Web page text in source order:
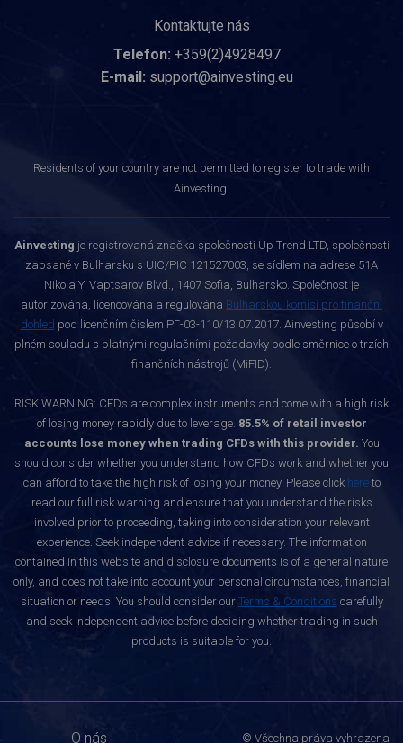
Kontaktujte nás
Telefon: +359(2)4928497
E-mail: support@ainvesting.eu
Residents of your country are not permitted to register to trade with
Ainvesting.
Ainvesting je registrovaná značka společnosti Up Trend LTD, společnosti
zapsané v Bulharsku s UIC/PIC 121527003, se sídlem na adrese 51A
Nikola Y. Vaptsarov Blvd., 1407 Sofia, Bulharsko. Společnost je
autorizována, licencována a regulována Bulharskou komisí pro finanční
dohled pod licenčním číslem РГ-03-110/13.07.2017. Ainvesting působí v
plném souladu s platnými regulačními požadavky podle směrnice o trzích
finančních nástrojů (MiFID).
RISK WARNING: CFDs are complex instruments and come with a high risk
of losing money rapidly due to leverage. 85.5% of retail investor
accounts lose money when trading CFDs with this provider. You
should consider whether you understand how CFDs work and whether you
can afford to take the high risk of losing your money. Please click hereto
read our full risk warning and ensure that you understand the risks
involved prior to proceeding, taking into consideration your relevant
experience. Seek independent advice if necessary. The information
contained in this website and disclosure documents is of a general nature
only, and does not take into account your personal circumstances, financial
situation or needs. You should consider our Terms & Conditions carefully
and seek independent advice before deciding whether trading in such
products is suitable for you.
O nás © Všechna práva vyhrazena